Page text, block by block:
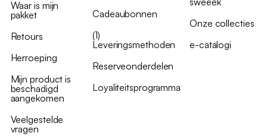
Waar is mijn
pakket
Retours
Herroeping
Mijn product is
beschadigd
aangekomen
Veelgestelde
vragen
Cadeaubonnen
(1)
Leveringsmethoden
Reserveonderdelen
Loyaliteitsprogramma
Onze collecties
e-catalogi